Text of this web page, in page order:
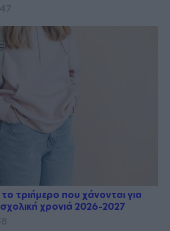
τριήμερο που χάνονται για
χρονιά 2026-2027